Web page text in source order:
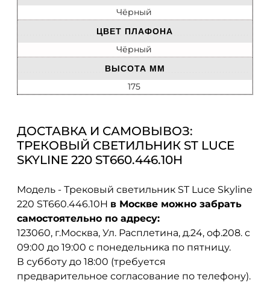
Чёрный
ЦВЕТ ПЛАФОНА
Чёрный
ВЫСОТА ММ
175
ДОСТАВКА И САМОВЫВОЗ:
ТРЕКОВЫЙ СВЕТИЛЬНИК ST LUCE
SKYLINE 220 ST660.446.10H
Модель - Трековый светильник ST Luce Skyline
220 ST660.446.10H в Москве можно забрать
самостоятельно по адресу:
123060, г.Москва, Ул. Расплетина, д.24, оф.208. с
09:00 до 19:00 с понедельника по пятницу.
В субботу до 18:00 (требуется
предварительное согласование по телефону).